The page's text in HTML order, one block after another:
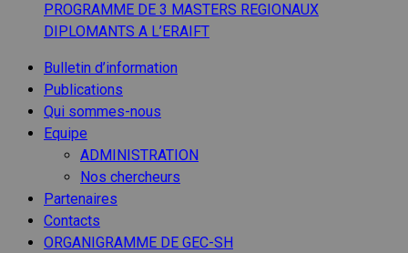
PROGRAMME DE 3 MASTERS REGIONAUX
DIPLOMANTS A L’ERAIFT
Bulletin d’information
Publications
Qui sommes-nous
Equipe
ADMINISTRATION
Nos chercheurs
Partenaires
Contacts
ORGANIGRAMME DE GEC-SH